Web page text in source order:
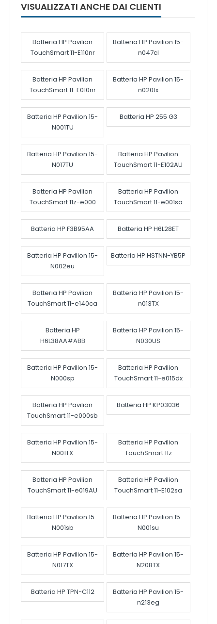
VISUALIZZATI ANCHE DAI CLIENTI
Batteria HP Pavilion
TouchSmart 11-E110nr
Batteria HP Pavilion 15-
n047cl
Batteria HP Pavilion
TouchSmart 11-E010nr
Batteria HP Pavilion 15-
n020tx
Batteria HP Pavilion 15-
N001TU
Batteria HP 255 G3
Batteria HP Pavilion 15-
N017TU
Batteria HP Pavilion
TouchSmart 11-E102AU
Batteria HP Pavilion
TouchSmart 11z-e000
Batteria HP Pavilion
TouchSmart 11-e001sa
Batteria HP F3B95AA Batteria HP H6L28ET
Batteria HP Pavilion 15-
N002eu
Batteria HP HSTNN-YB5P
Batteria HP Pavilion
TouchSmart 11-e140ca
Batteria HP Pavilion 15-
n013TX
Batteria HP
H6L38AA#ABB
Batteria HP Pavilion 15-
N030US
Batteria HP Pavilion 15-
N000sp
Batteria HP Pavilion
TouchSmart 11-e015dx
Batteria HP Pavilion
TouchSmart 11-e000sb
Batteria HP KP03036
Batteria HP Pavilion 15-
N001TX
Batteria HP Pavilion
TouchSmart 11z
Batteria HP Pavilion
TouchSmart 11-e019AU
Batteria HP Pavilion
TouchSmart 11-E102sa
Batteria HP Pavilion 15-
N001sb
Batteria HP Pavilion 15-
N001su
Batteria HP Pavilion 15-
N017TX
Batteria HP Pavilion 15-
N208TX
Batteria HP TPN-C112
Batteria HP Pavilion 15-
n213eg